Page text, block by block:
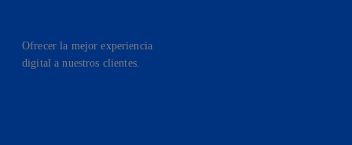
Ofrecer la mejor experiencia
digital a nuestros clientes.